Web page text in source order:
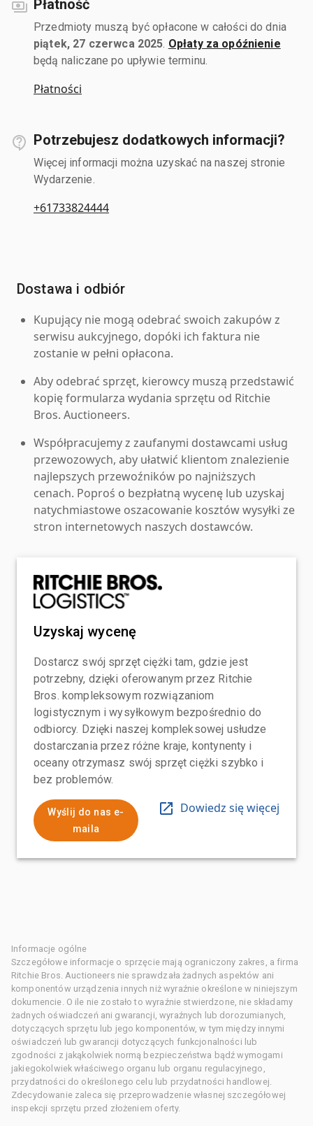
Płatność
Przedmioty muszą być opłacone w całości do dnia
piątek, 27 czerwca 2025 Opłaty za opóźnienie
będą naliczane po upływie terminu.
Płatności
Potrzebujesz dodatkowych informacji?
Więcej informacji można uzyskać na naszej stronie
Wydarzenie.
+61733824444
Dostawa i odbiór
Kupujący nie mogą odebrać swoich zakupów z
serwisu aukcyjnego, dopóki ich faktura nie
zostanie w pełni opłacona.
Aby odebrać sprzęt, kierowcy muszą przedstawić
kopię formularza wydania sprzętu od Ritchie
Bros. Auctioneers.
Współpracujemy z zaufanymi dostawcami usług
przewozowych, aby ułatwić klientom znalezienie
najlepszych przewoźników po najniższych
cenach. Poproś o bezpłatną wycenę lub uzyskaj
natychmiastowe oszacowanie kosztów wysyłki ze
stron internetowych naszych dostawców.
Uzyskaj wycenę
Dostarcz swój sprzęt ciężki tam, gdzie jest
potrzebny, dzięki oferowanym przez Ritchie
Bros. kompleksowym rozwiązaniom
logistycznym i wysyłkowym bezpośrednio do
odbiorcy. Dzięki naszej kompleksowej usłudze
dostarczania przez różne kraje, kontynenty i
oceany otrzymasz swój sprzęt ciężki szybko i
bez problemów.
Wyślij do nas e-
maila
Dowiedz się więcej
Informacje ogólne
Szczegółowe informacje o sprzęcie mają ograniczony zakres, a firma
Ritchie Bros. Auctioneers nie sprawdzała żadnych aspektów ani
komponentów urządzenia innych niż wyraźnie określone w niniejszym
dokumencie. O ile nie zostało to wyraźnie stwierdzone, nie składamy
żadnych oświadczeń ani gwarancji, wyraźnych lub dorozumianych,
dotyczących sprzętu lub jego komponentów, w tym między innymi
oświadczeń lub gwarancji dotyczących funkcjonalności lub
zgodności z jakąkolwiek normą bezpieczeństwa bądź wymogami
jakiegokolwiek właściwego organu lub organu regulacyjnego,
przydatności do określonego celu lub przydatności handlowej.
Zdecydowanie zaleca się przeprowadzenie własnej szczegółowej
inspekcji sprzętu przed złożeniem oferty.